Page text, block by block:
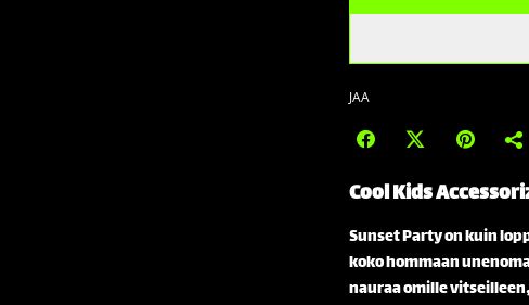
JAA
Cool Kids
Sunset Party on kuin
koko hommaan
nauraa omille